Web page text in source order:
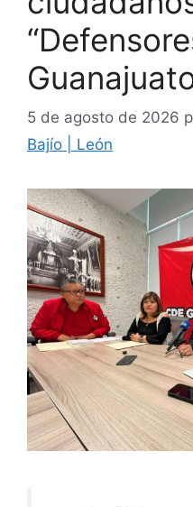
5 de agosto de 2026
Bajío | León